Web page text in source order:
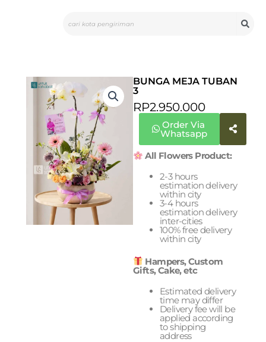
BUNGA MEJA TUBAN
3
RP2.950.000
Order Via
Whatsapp
All Flowers Product:
2-3 hours
estimation delivery
within city
3-4 hours
estimation delivery
inter-cities
100% free delivery
within city
Hampers, Custom
Gifts, Cake, etc
Estimated delivery
time may differ
Delivery fee will be
applied according
to shipping
address